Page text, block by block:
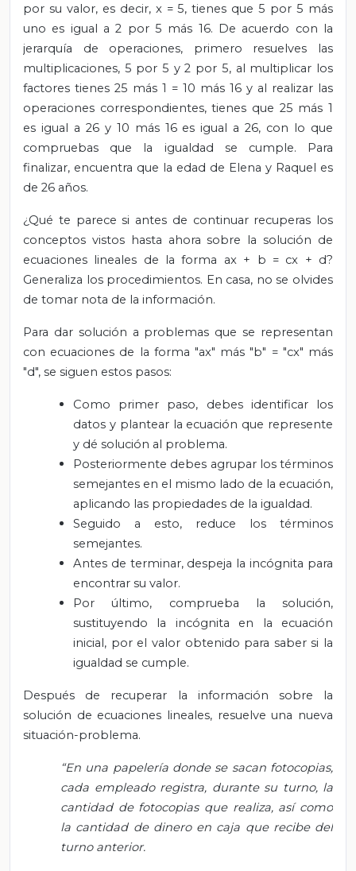
por su valor, es decir, x = 5, tienes que 5 por 5 más
uno es igual a 2 por 5 más 16. De acuerdo con la
jerarquía de operaciones, primero resuelves las
multiplicaciones, 5 por 5 y 2 por 5, al multiplicar los
factores tienes 25 más 1 = 10 más 16 y al realizar las
operaciones correspondientes, tienes que 25 más 1
es igual a 26 y 10 más 16 es igual a 26, con lo que
compruebas que la igualdad se cumple. Para
finalizar, encuentra que la edad de Elena y Raquel es
de 26 años.
¿Qué te parece si antes de continuar recuperas los
conceptos vistos hasta ahora sobre la solución de
ecuaciones lineales de la forma ax + b = cx + d?
Generaliza los procedimientos. En casa, no se olvides
de tomar nota de la información.
Para dar solución a problemas que se representan
con ecuaciones de la forma "ax" más "b" = "cx" más
"d", se siguen estos pasos:
Como primer paso, debes identificar los
datos y plantear la ecuación que represente
y dé solución al problema.
Posteriormente debes agrupar los términos
semejantes en el mismo lado de la ecuación,
aplicando las propiedades de la igualdad.
Seguido a esto, reduce los términos
semejantes.
Antes de terminar, despeja la incógnita para
encontrar su valor.
Por último, comprueba la solución,
sustituyendo la incógnita en la ecuación
inicial, por el valor obtenido para saber si la
igualdad se cumple.
Después de recuperar la información sobre la
solución de ecuaciones lineales, resuelve una nueva
situación-problema.
“En una papelería donde se sacan fotocopias,
cada empleado registra, durante su turno, la
cantidad de fotocopias que realiza, así como
la cantidad de dinero en caja que recibe del
turno anterior.